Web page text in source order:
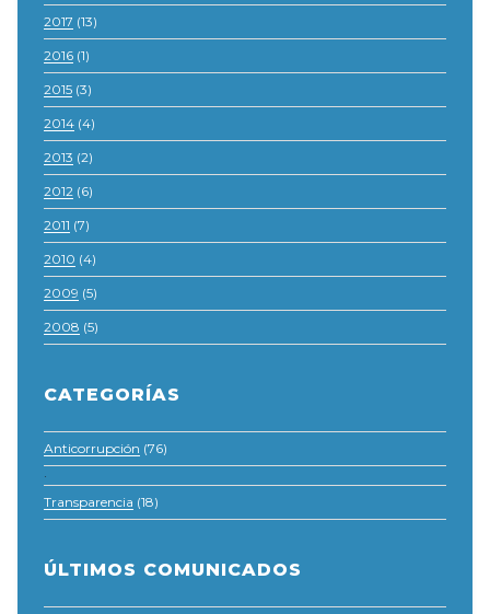
2017 (13)
2016 (1)
2015 (3)
2014 (4)
2013 (2)
2012 (6)
2011 (7)
2010 (4)
2009 (5)
2008 (5)
CATEGORÍAS
Anticorrupción (76)
·
Transparencia (18)
ÚLTIMOS COMUNICADOS